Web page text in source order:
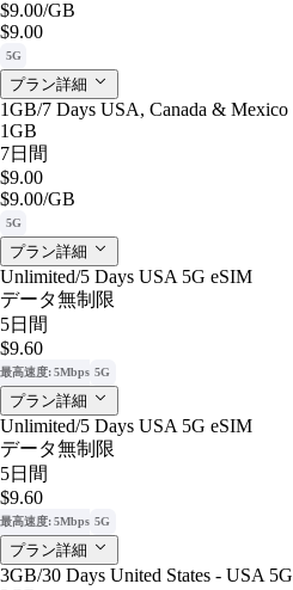
$9.00/GB
$9.00
5G
プラン詳細
1GB/7 Days USA, Canada & Mexico
1GB
7日間
$9.00
$9.00/GB
5G
プラン詳細
Unlimited/5 Days USA 5G eSIM
データ無制限
5日間
$9.60
最高速度: 5Mbps 5G
プラン詳細
Unlimited/5 Days USA 5G eSIM
データ無制限
5日間
$9.60
最高速度: 5Mbps 5G
プラン詳細
3GB/30 Days United States - USA 5G